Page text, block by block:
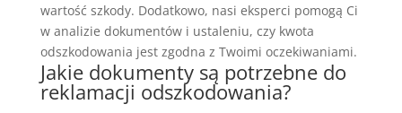
wartość szkody. Dodatkowo, nasi eksperci pomogą Ci
w analizie dokumentów i ustaleniu, czy kwota
odszkodowania jest zgodna z Twoimi oczekiwaniami.
Jakie dokumenty są potrzebne do
reklamacji odszkodowania?